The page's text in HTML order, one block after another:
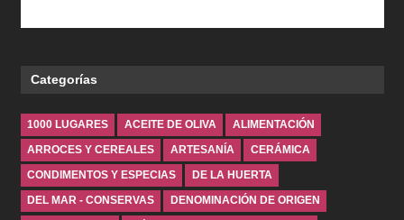
Categorías
1000 LUGARES ACEITE DE OLIVA ALIMENTACIÓN
ARROCES Y CEREALES ARTESANÍA CERÁMICA
CONDIMENTOS Y ESPECIAS DE LA HUERTA
DEL MAR - CONSERVAS DENOMINACIÓN DE ORIGEN